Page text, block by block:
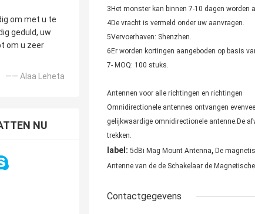
om met u te
geduld, uw
om u zeer
—— Alaa Leheta
NU
3Het monster kan binnen 7-10 dagen worden
4De vracht is vermeld onder uw aanvragen.
5Vervoerhaven: Shenzhen.
6Er worden kortingen aangeboden op basis
7- MOQ: 100 stuks.
Antennen voor alle richtingen en richtingen
Omnidirectionele antennes ontvangen
gelijkwaardige omnidirectionele antenne.De
trekken.
label: 5dBi Mag Mount Antenna, De
Antenne van de de Schakelaar de
Contactgegevens